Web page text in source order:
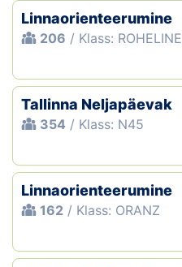
Linnaorienteerumine
206 / Klass: ROHELINE
Tallinna Neljapäevak
354 / Klass: N45
Linnaorienteerumine
162 / Klass: ORANZ